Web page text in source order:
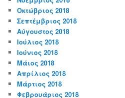
Οκτώβριος 2018
Σεπτέμβριος 2018
Αύγουστος 2018
Ιούλιος 2018
Ιούνιος 2018
Μάιος 2018
Απρίλιος 2018
Μάρτιος 2018
Φεβρουάριος 2018